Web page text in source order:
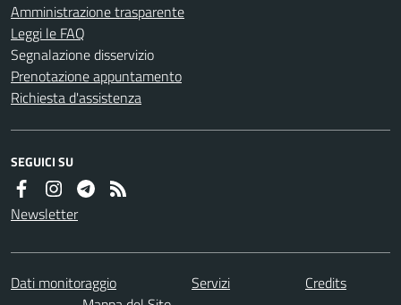
Amministrazione trasparente
Leggi le FAQ
Segnalazione disservizio
Prenotazione appuntamento
Richiesta d'assistenza
SEGUICI SU
Newsletter
Dati monitoraggio Servizi
Credits